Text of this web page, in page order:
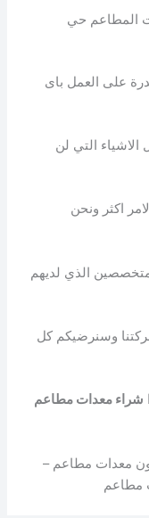
المطاعم حي
على العمل باى
التي لن
اكثر ونحن
الذي لديهم
وسنرضيكم كل
شراء معدات مطاعم
معدات مطاعم –
مطاعم